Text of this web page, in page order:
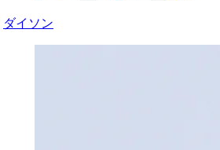
ダイソン